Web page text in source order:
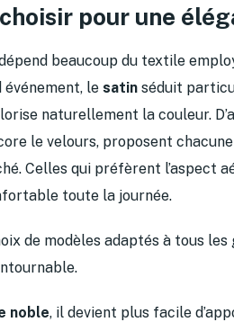
pour une
beaucoup du textile
événement, le satin séduit
naturellement la couleur.
le velours, proposent
Celles qui préfèrent l’aspect
toute la journée.
de modèles adaptés à tous les
noble, il devient plus facile